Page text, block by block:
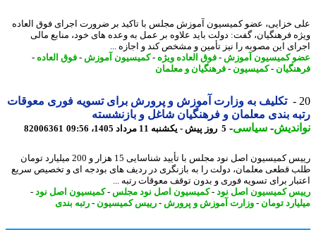
خزایی، عضو کمیسیون آموزش مجلس با تاکید بر ضرورت اجرای فوق العاده
فرهنگیان، گفت: دولت باید علاوه بر عمل به وعده های خود، منابع مالی
این مصوبه را نیز تأمین و مشخص کند و اجازه ...
کمیسیون آموزش-فوق العاده ویژه -کمیسیون آموزش-فوق العاده-
-کمیسیون-فرهنگیان و معلمان
تکلیف به وزارت آموزش و پرورش برای تسویه فوری معوقات
بندی معلمان و فرهنگیان شاغل و بازنشسته
-سیاسی-5 روز پیش - یکشنبه 11 مرداد 1405، 09:56 82006361
رییس کمیسیون اصل نود مجلس با تأیید شناسایی 15 هزار و 200 میلیارد تومان
قطعی معلمان، دولت را به بازنگری در ردیف های بودجه ای و تخصیص سریع
برای تسویه فوری و بدون توقف معوقات رتبه ...
کمیسیون اصل نود -کمیسیون اصل نود مجلس-کمیسیون اصل نود -
تومان-وزارت آموزش و پرورش-رییس کمیسیون-رتبه بندی